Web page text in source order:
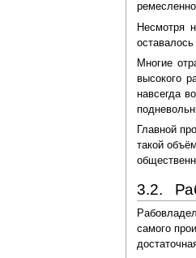
Несмотря
оставалось
Многие
высокого
навсегда
Главной
такой
3.2.
самого